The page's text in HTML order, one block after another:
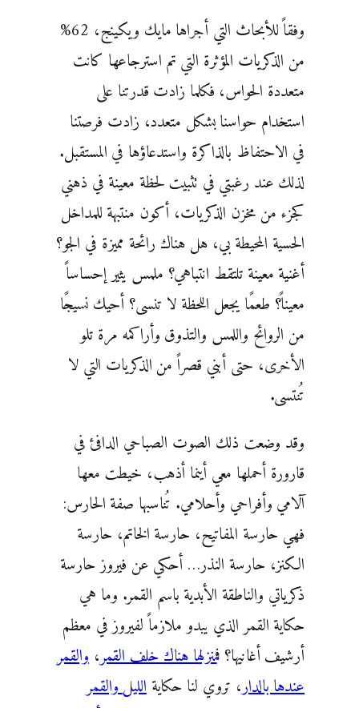
وفقاً للأبحاث التي أجراها مايك ويكينج، 62%
من الذكريات المؤثرة التي تم استرجاعها كانت
متعددة الحواس، فكلما زادت قدرتنا على
استخدام حواسنا بشكل متعدد، زادت فرصتنا
في الاحتفاظ بالذاكرة واستدعاؤها في المستقبل.
لذلك عند رغبتي في تثبيت لحظة معينة في ذهني
كجزء من مخزن الذكريات، أكون منتبهة للمداخل
الحسية المحيطة بي، هل هناك رائحة مميزة في الجو؟
أغنية معينة تلتقط انتباهي؟ ملمس يثير إحساساً
معيناً؟ طعمًا يجعل اللحظة لا تنسى؟ أحيك نسيجًا
من الروائح واللمس والتذوق وأراكمه مرة تلو
الأخرى، حتى أبني قصراً من الذكريات التي لا
تُنتسى.
وقد وضعت ذلك الصوت الصباحي الدافئ في
قارورة أحملها معي أينما أذهب، خيطت معها
آلامي وأفراحي وأحلامي. تُناسبها صفة الحارس:
فهي حارسة المفاتيح، حارسة الخاتم، حارسة
الكنز، حارسة النذر… أحكي عن فيروز حارسة
ذكرياتي والناطقة الأبدية باسم القمر. وما هي
حكاية القمر الذي يبدو ملازماً لفيروز في معظم
أرشيف أغانيها؟ فمنزلها هناك خلف القمر،والقمر
عندها بالدار، تروي لنا حكايةالليل والقمر